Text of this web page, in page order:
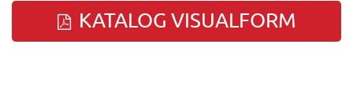
KATALOG VISUALFORM